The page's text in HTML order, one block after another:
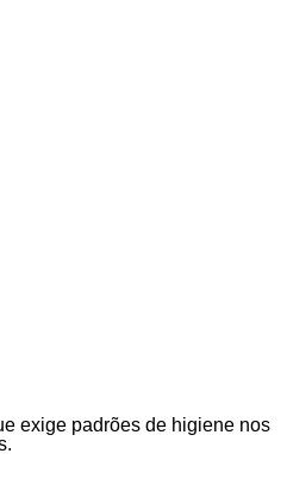
exige padrões de higiene nos